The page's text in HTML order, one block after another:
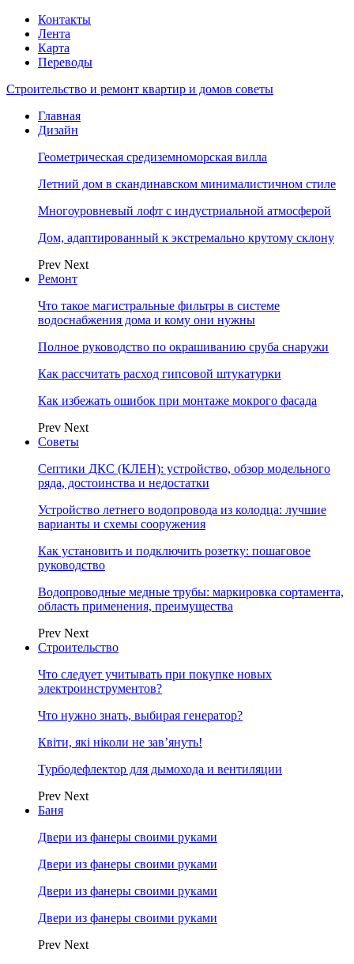
Контакты
Лента
Карта
Переводы
Строительство и ремонт квартир и домов советы
Главная
Дизайн
Геометрическая средиземноморская вилла
Летний дом в скандинавском минималистичном стиле
Многоуровневый лофт с индустриальной атмосферой
Дом, адаптированный к экстремально крутому склону
Prev Next
Ремонт
Что такое магистральные фильтры в системе
водоснабжения дома и кому они нужны
Полное руководство по окрашиванию сруба снаружи
Как рассчитать расход гипсовой штукатурки
Как избежать ошибок при монтаже мокрого фасада
Prev Next
Советы
Септики ДКС (КЛЕН): устройство, обзор модельного
ряда, достоинства и недостатки
Устройство летнего водопровода из колодца: лучшие
варианты и схемы сооружения
Как установить и подключить розетку: пошаговое
руководство
Водопроводные медные трубы: маркировка сортамента,
область применения, преимущества
Prev Next
Строительство
Что следует учитывать при покупке новых
электроинструментов?
Что нужно знать, выбирая генератор?
Квіти, які ніколи не зав’януть!
Турбодефлектор для дымохода и вентиляции
Prev Next
Баня
Двери из фанеры своими руками
Двери из фанеры своими руками
Двери из фанеры своими руками
Двери из фанеры своими руками
Prev Next